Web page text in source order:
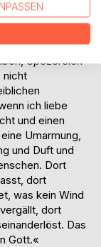
den Rhythmus
der da so
in der Welt
Spezereien
nicht
ich liebe
und einen
Umarmung,
und Duft und
Dort
dort
was kein Wind
dort
Das
Gott.«